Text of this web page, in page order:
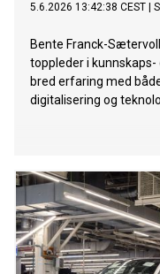
5.6.2026 13:42:38 CEST
Bente Franck-
toppleder i kunnskaps-
bred erfaring med
digitalisering og